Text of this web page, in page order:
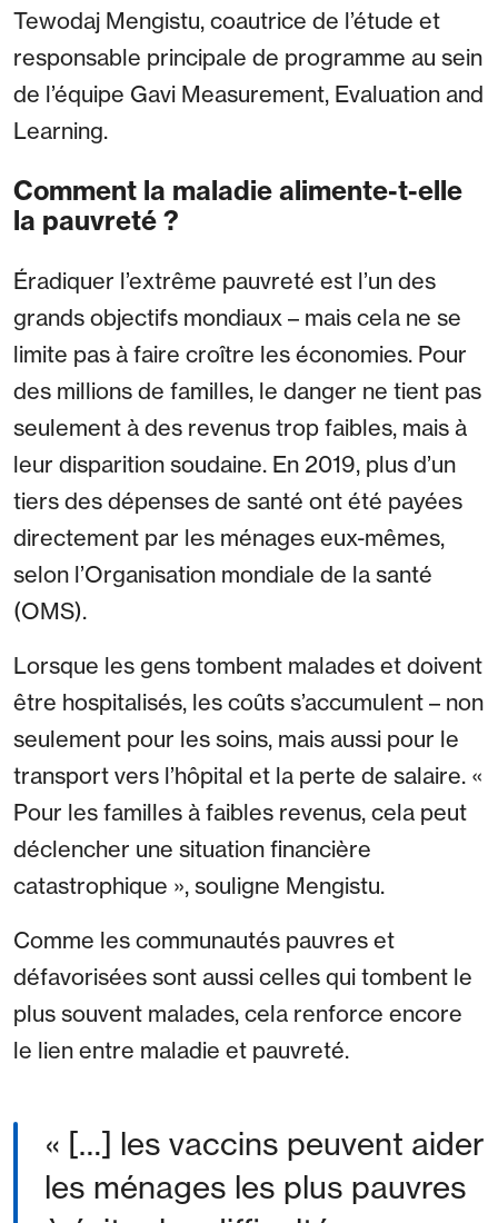
Tewodaj Mengistu, coautrice de l’étude et
responsable principale de programme au sein
de l’équipe Gavi Measurement, Evaluation and
Learning.
Comment la maladie alimente-t-elle
la pauvreté ?
Éradiquer l’extrême pauvreté est l’un des
grands objectifs mondiaux – mais cela ne se
limite pas à faire croître les économies. Pour
des millions de familles, le danger ne tient pas
seulement à des revenus trop faibles, mais à
leur disparition soudaine. En 2019, plus d’un
tiers des dépenses de santé ont été payées
directement par les ménages eux-mêmes,
selon l’Organisation mondiale de la santé
(OMS).
Lorsque les gens tombent malades et doivent
être hospitalisés, les coûts s’accumulent – non
seulement pour les soins, mais aussi pour le
transport vers l’hôpital et la perte de salaire. «
Pour les familles à faibles revenus, cela peut
déclencher une situation financière
catastrophique », souligne Mengistu.
Comme les communautés pauvres et
défavorisées sont aussi celles qui tombent le
plus souvent malades, cela renforce encore
le lien entre maladie et pauvreté.
[…] les vaccins peuvent aider
les ménages les plus pauvres